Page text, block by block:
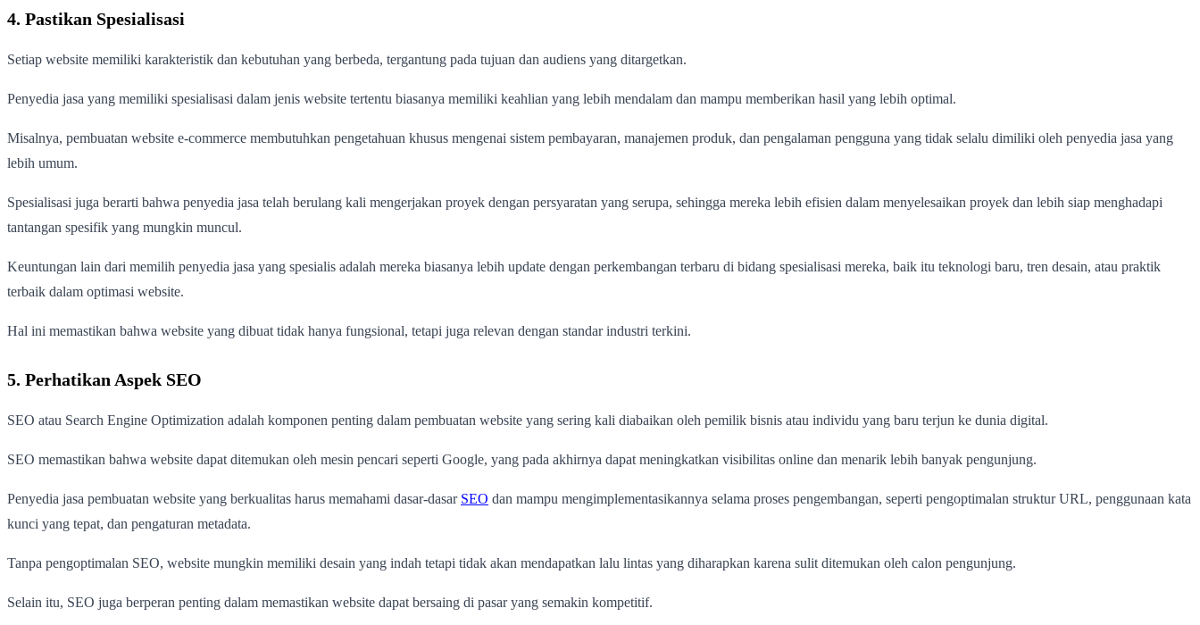
4. Pastikan Spesialisasi
Setiap website memiliki karakteristik dan kebutuhan yang berbeda, tergantung pada tujuan dan audiens yang ditargetkan.
Penyedia jasa yang memiliki spesialisasi dalam jenis website tertentu biasanya memiliki keahlian yang lebih mendalam dan mampu memberikan hasil yang lebih optimal.
Misalnya, pembuatan website e-commerce membutuhkan pengetahuan khusus mengenai sistem pembayaran, manajemen produk, dan pengalaman pengguna yang tidak selalu dimiliki oleh penyedia jasa yang
lebih umum.
Spesialisasi juga berarti bahwa penyedia jasa telah berulang kali mengerjakan proyek dengan persyaratan yang serupa, sehingga mereka lebih efisien dalam menyelesaikan proyek dan lebih siap menghadapi
tantangan spesifik yang mungkin muncul.
Keuntungan lain dari memilih penyedia jasa yang spesialis adalah mereka biasanya lebih update dengan perkembangan terbaru di bidang spesialisasi mereka, baik itu teknologi baru, tren desain, atau praktik
terbaik dalam optimasi website.
Hal ini memastikan bahwa website yang dibuat tidak hanya fungsional, tetapi juga relevan dengan standar industri terkini.
5. Perhatikan Aspek SEO
SEO atau Search Engine Optimization adalah komponen penting dalam pembuatan website yang sering kali diabaikan oleh pemilik bisnis atau individu yang baru terjun ke dunia digital.
SEO memastikan bahwa website dapat ditemukan oleh mesin pencari seperti Google, yang pada akhirnya dapat meningkatkan visibilitas online dan menarik lebih banyak pengunjung.
Penyedia jasa pembuatan website yang berkualitas harus memahami dasar-dasar SEO dan mampu mengimplementasikannya selama proses pengembangan, seperti pengoptimalan struktur URL, penggunaan kata
kunci yang tepat, dan pengaturan metadata.
Tanpa pengoptimalan SEO, website mungkin memiliki desain yang indah tetapi tidak akan mendapatkan lalu lintas yang diharapkan karena sulit ditemukan oleh calon pengunjung.
Selain itu, SEO juga berperan penting dalam memastikan website dapat bersaing di pasar yang semakin kompetitif.